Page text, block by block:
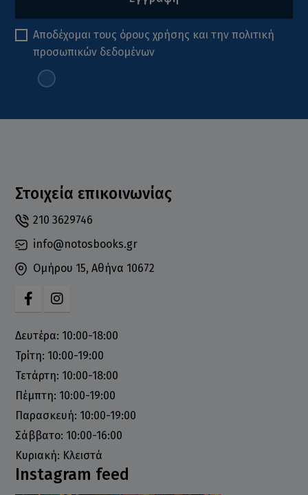
Αποδέχομαι τους όρους χρήσης και τηνπολιτική
προσωπικών δεδομένων
Στοιχεία επικοινωνίας
210 3629746
info@notosbooks.gr
Ομήρου 15, Αθήνα 10672
Δευτέρα: 10:00-18:00
Τρίτη: 10:00-19:00
Τετάρτη: 10:00-18:00
Πέμπτη: 10:00-19:00
Παρασκευή: 10:00-19:00
Σάββατο: 10:00-16:00
Κυριακή: Κλειστά
Instagram feed